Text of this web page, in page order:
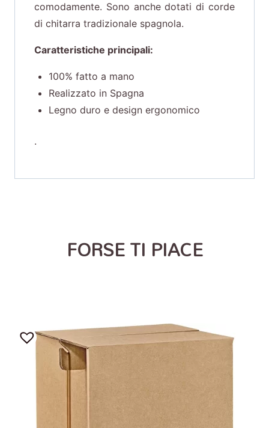
comodamente. Sono anche dotati di corde
di chitarra tradizionale spagnola.
Caratteristiche principali:
100% fatto a mano
Realizzato in Spagna
Legno duro e design ergonomico
.
FORSE TI PIACE